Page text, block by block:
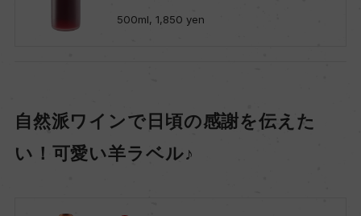
500ml, 1,850 yen
自然派ワインで日頃の感謝を伝えた
い！可愛い羊ラベル♪